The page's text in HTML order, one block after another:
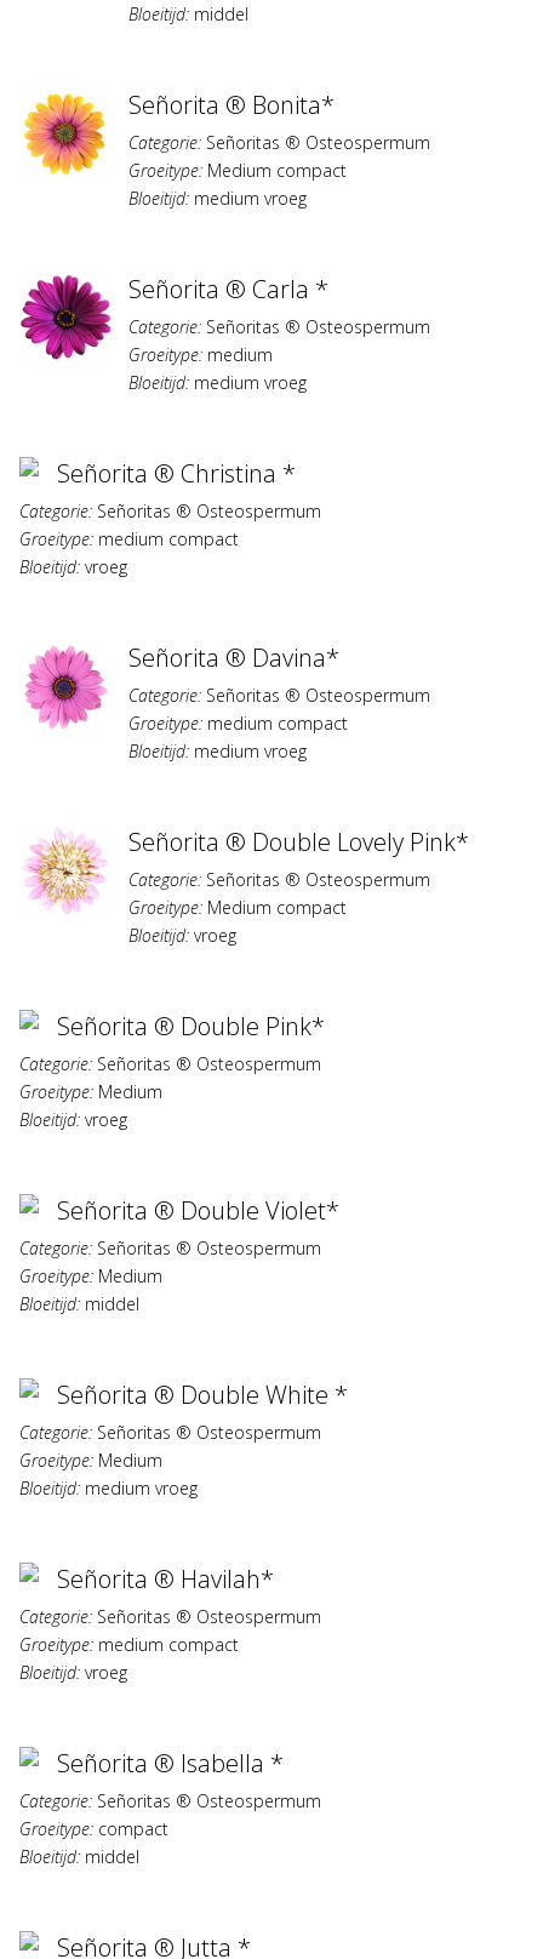
Bloeitijd: middel
Señorita ® Bonita*
Categorie: Señoritas ® Osteospermum
Groeitype: Medium compact
Bloeitijd: medium vroeg
Señorita ® Carla *
Categorie: Señoritas ® Osteospermum
Groeitype: medium
Bloeitijd: medium vroeg
Señorita ® Christina *
Categorie: Señoritas ® Osteospermum
Groeitype: medium compact
Bloeitijd: vroeg
Señorita ® Davina*
Categorie: Señoritas ® Osteospermum
Groeitype: medium compact
Bloeitijd: medium vroeg
Señorita ® Double Lovely Pink*
Categorie: Señoritas ® Osteospermum
Groeitype: Medium compact
Bloeitijd: vroeg
Señorita ® Double Pink*
Categorie: Señoritas ® Osteospermum
Groeitype: Medium
Bloeitijd: vroeg
Señorita ® Double Violet*
Categorie: Señoritas ® Osteospermum
Groeitype: Medium
Bloeitijd: middel
Señorita ® Double White *
Categorie: Señoritas ® Osteospermum
Groeitype: Medium
Bloeitijd: medium vroeg
Señorita ® Havilah*
Categorie: Señoritas ® Osteospermum
Groeitype: medium compact
Bloeitijd: vroeg
Señorita ® Isabella *
Categorie: Señoritas ® Osteospermum
Groeitype: compact
Bloeitijd: middel
Señorita ® Jutta *